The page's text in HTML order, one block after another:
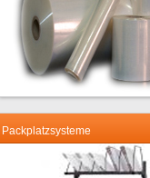
Packplatzsysteme